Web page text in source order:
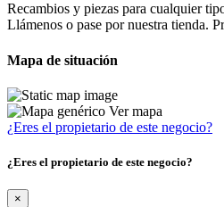
Recambios y piezas para cualquier
Llámenos o pase por nuestra tienda.
Mapa de situación
Ver mapa
¿Eres el propietario de este negocio?
¿Eres el propietario de este negocio?
×